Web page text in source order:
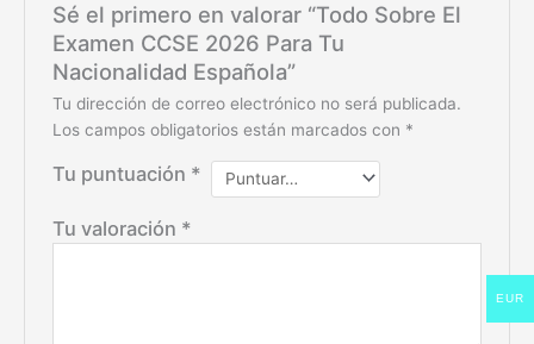
Sé el primero en valorar “Todo Sobre El
Examen CCSE 2026 Para Tu
Nacionalidad Española”
Tu dirección de correo electrónico no será publicada.
Los campos obligatorios están marcados con *
Tu puntuación *
Tu valoración *
EUR